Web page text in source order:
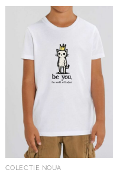
COLECTIE NOUA